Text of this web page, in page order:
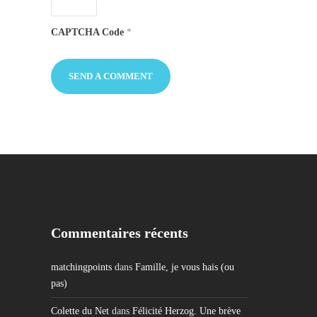
CAPTCHA Code *
Commentaires récents
matchingpoints dans Famille, je vous hais (ou
pas)
Colette du Net dans Félicité Herzog. Une brève